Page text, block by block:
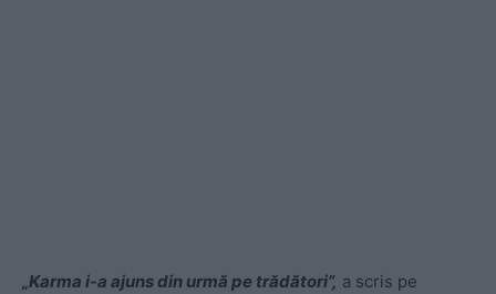
„Karma i-a ajuns din urmă pe trădători”, a scris pe